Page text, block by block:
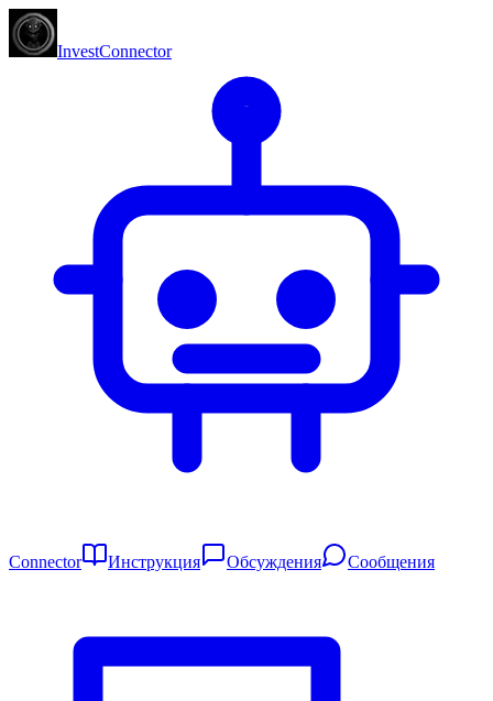
InvestConnector
Connector Инструкция Обсуждения Сообщения